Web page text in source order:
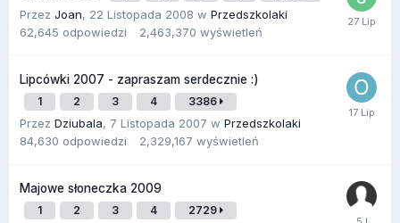
Przez Joan, 22 Listopada 2008 w Przedszkolaki
62,645 odpowiedzi 2,463,370 wyświetleń
Lipcówki 2007 - zapraszam serdecznie :)
1 2 3 4 3386
Przez Dziubala, 7 Listopada 2007 w Przedszkolaki
84,630 odpowiedzi 2,329,167 wyświetleń
Majowe słoneczka 2009
1 2 3 4 2729